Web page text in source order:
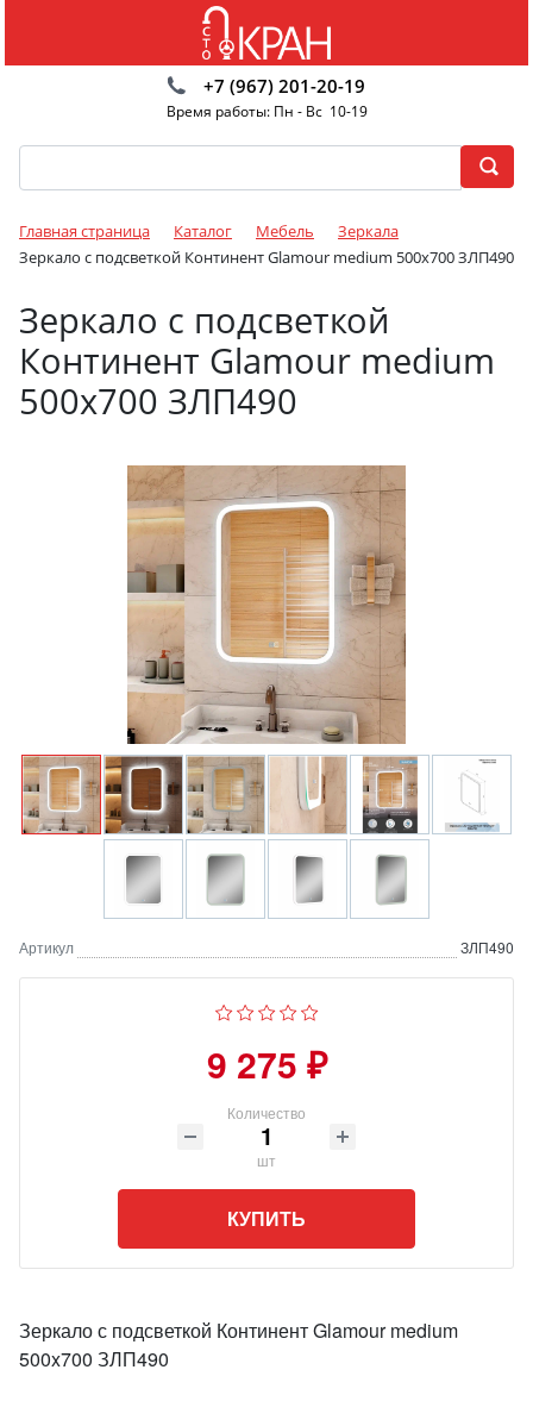
+7 (967) 201-20-19
Время работы: Пн - Вс 10-19
Главная страница Каталог Мебель
Зеркала
Зеркало с подсветкой Континент Glamour medium 500x700 ЗЛП490
Зеркало с подсветкой
Континент Glamour medium
500x700 ЗЛП490
Артикул ЗЛП490
9 275 ₽
Количество
шт
КУПИТЬ
Зеркало с подсветкой Континент Glamour medium
500x700 ЗЛП490